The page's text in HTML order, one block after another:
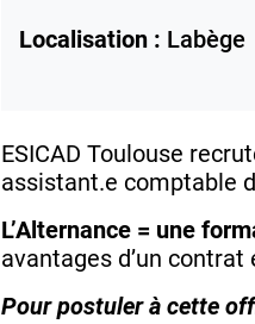
Localisation : Labège
ESICAD Toulouse
assistant.e comptable
L’Alternance = une
avantages d’un
Pour postuler à cette